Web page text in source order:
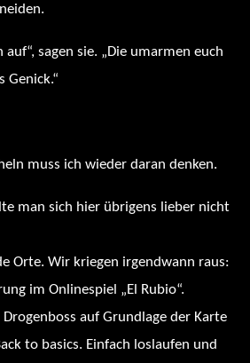
auf“, sagen sie. „Die umarmen euch
Genick.“
muss ich wieder daran denken.
man sich hier übrigens lieber nicht
Orte. Wir kriegen irgendwann raus:
im Onlinespiel „El Rubio“.
auf Grundlage der Karte
to basics. Einfach loslaufen und